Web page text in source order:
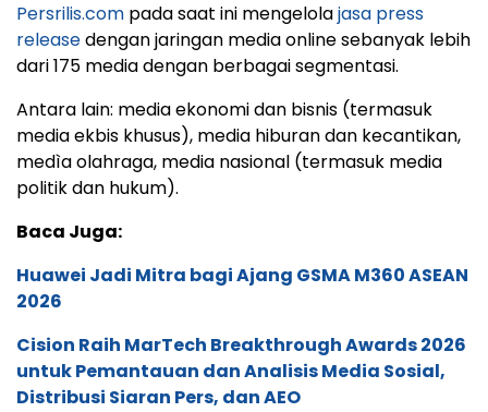
Persrilis.com pada saat ini mengelolajasa press
releasedengan jaringan media online sebanyak lebih
dari 175 media dengan berbagai segmentasi.
Antara lain: media ekonomi dan bisnis (termasuk
media ekbis khusus), media hiburan dan kecantikan,
medìa olahraga, media nasional (termasuk media
politik dan hukum).
Baca Juga:
Huawei Jadi Mitra bagi Ajang GSMA M360 ASEAN
2026
Cision Raih MarTech Breakthrough Awards 2026
untuk Pemantauan dan Analisis Media Sosial,
Distribusi Siaran Pers, dan AEO